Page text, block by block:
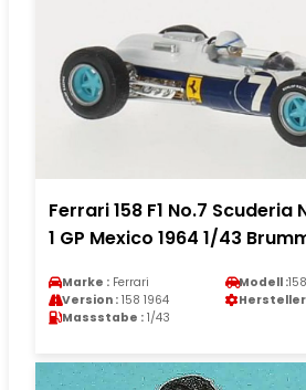
Ferrari 158 F1 No.7 Scuderia
1 GP Mexico 1964 1/43
Marke : Ferrari Modell :158
Version : 158 1964 Hersteller
Massstabe : 1/43